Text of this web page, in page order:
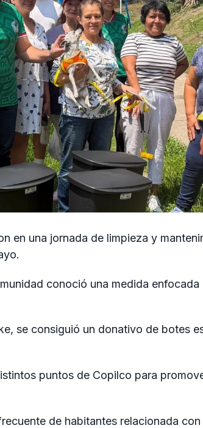
en una jornada de limpieza y
conoció una medida enfocada
se consiguió un donativo de botes
puntos de Copilco para
de habitantes relacionada con